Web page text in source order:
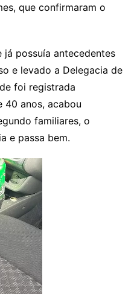
que confirmaram o
já possuía antecedentes
e levado a Delegacia de
foi registrada
40 anos, acabou
familiares, o
e passa bem.